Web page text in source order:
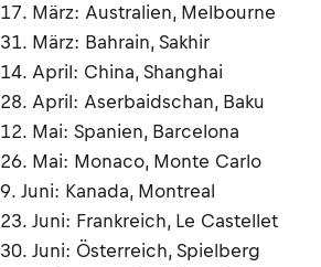
17. März: Australien, Melbourne
31. März: Bahrain, Sakhir
14. April: China, Shanghai
28. April: Aserbaidschan, Baku
12. Mai: Spanien, Barcelona
26. Mai: Monaco, Monte Carlo
9. Juni: Kanada, Montreal
23. Juni: Frankreich, Le Castellet
30. Juni: Österreich, Spielberg